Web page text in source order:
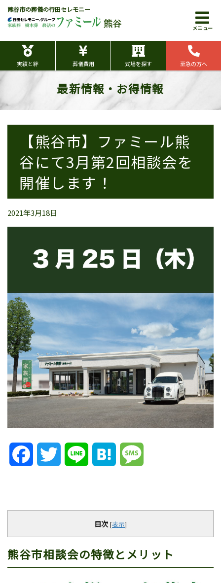
熊谷市の葬儀の行田セレモニー
熊谷 メニュー
実績と絆 葬儀費用 式場を探す 至急の方へ
最新情報・お得情報
【熊谷市】ファミール熊
谷にて3月第2回相談会を
開催します！
2021年3月18日
FacebookTwitter Line Hatena
目次 [表示]
熊谷市相談会の特徴とメリット